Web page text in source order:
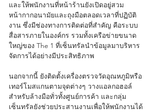
และให้พนักงานที่หน้าร้านยังเปิดอยู่สวม
หน้ากากอนามัยและถุงมือตลอดเวลาที่ปฏิบัติ
งาน ซึ่งมีช่องทางการติดต่อที่สำคัญ คือระบบ
สื่อสารภายในองค์กร รวมทั้งเครือข่ายขนาด
ใหญ่ของ The 1 ที่เซ็นทรัลนำข้อมูลมาบริหาร
จัดการได้อย่างมีประสิทธิภาพ
นอกจากนี้ ยังติดตั้งเครื่องตรวจวัดอุณหภูมิหรือ
เทอร์โมสแกนตามจุดต่างๆ วางแอลกอฮอล์
สำหรับล้างมือทั่วทั้งศูนย์การค้า และกลุ่ม
เซ็นทรัลยังช่วยประสานงานเพื่อให้พนักงานได้